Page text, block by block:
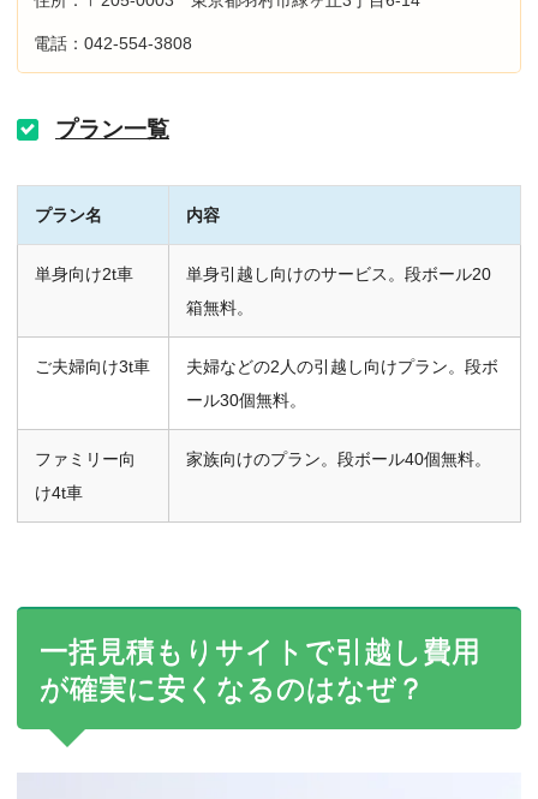
電話：042-554-3808
プラン一覧
プラン名 内容
単身向け2t車
単身引越し向けのサービス。段ボール20
箱無料。
ご夫婦向け3t車
夫婦などの2人の引越し向けプラン。段ボ
ール30個無料。
ファミリー向
け4t車
家族向けのプラン。段ボール40個無料。
一括見積もりサイトで引越し費用
が確実に安くなるのはなぜ？